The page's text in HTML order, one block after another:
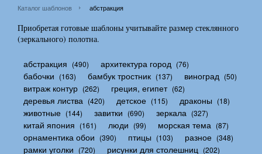
Каталог шаблонов абстракция
Приобретая готовые шаблоны учитывайте размер стеклянного
(зеркального) полотна.
абстракция (490) архитектура город (76)
бабочки (163) бамбук тростник (137) виноград (50)
витраж контур (262) греция, египет (62)
деревья листва (420) детское (115) драконы (18)
животные (144) завитки (690) зеркала (327)
китай япония (161) люди (99) морская тема (87)
орнаментика обои (390) птицы (103) разное (348)
рамки уголки (720) рисунки для столешниц (202)